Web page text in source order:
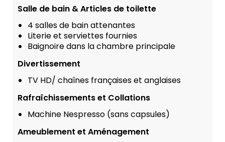
Salle de bain & Articles de toilette
4 salles de bain attenantes
Literie et serviettes fournies
Baignoire dans la chambre principale
Divertissement
TV HD/ chaînes françaises et anglaises
Rafraîchissements et Collations
Machine Nespresso (sans capsules)
Ameublement et Aménagement